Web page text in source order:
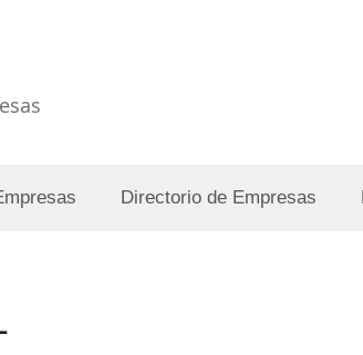
Directorio de Empresas